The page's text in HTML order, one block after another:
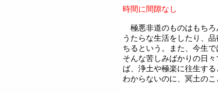
時間に間隙なし
極悪非道のものはもちろ
うたらな生活をしたり、
ちるという。また、今生
そんな苦しみばかりの日
ば、浄土や極楽に往生す
わからないのに、冥土の